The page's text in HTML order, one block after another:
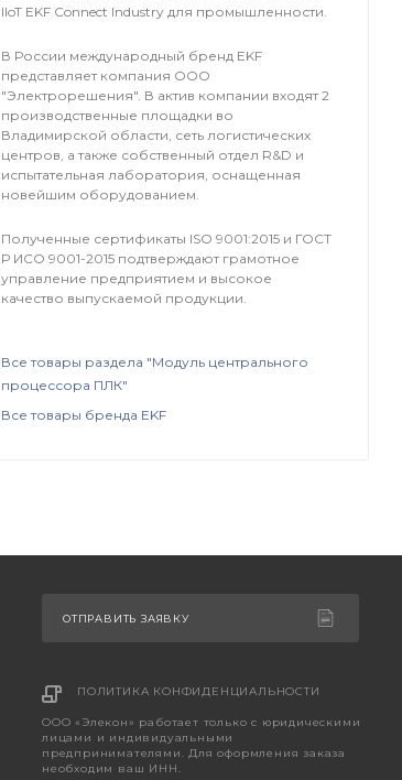
IIoT EKF Connect Industry для промышленности.
В России международный бренд EKF
представляет компания OOO
"Электрорешения". В актив компании входят 2
производственные площадки во
Владимирской области, сеть логистических
центров, а также собственный отдел R&D и
испытательная лаборатория, оснащенная
новейшим оборудованием.
Полученные сертификаты ISO 9001:2015 и ГОСТ
Р ИСО 9001-2015 подтверждают грамотное
управление предприятием и высокое
качество выпускаемой продукции.
Все товары раздела "Модуль центрального
процессора ПЛК"
Все товары бренда EKF
ОТПРАВИТЬ ЗАЯВКУ
ПОЛИТИКА КОНФИДЕНЦИАЛЬНОСТИ
ООО «Элекон» работает только с юридическими
лицами и индивидуальными
предпринимателями. Для оформления заказа
необходим ваш ИНН.